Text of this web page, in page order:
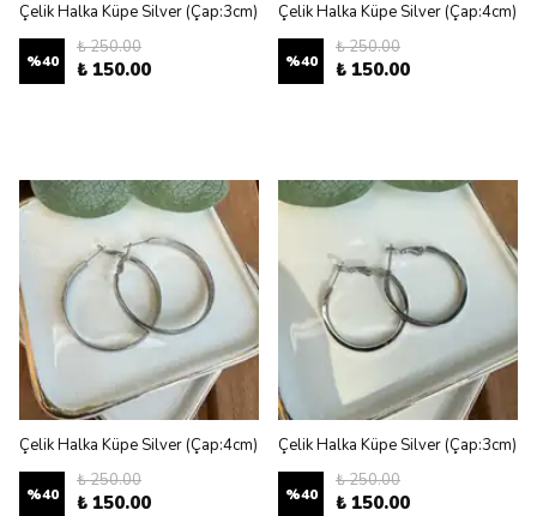
Çelik Halka Küpe Silver (Çap:3cm)
%40
₺ 250.00
₺ 150.00
Çelik Halka Küpe Silver (Çap:4cm)
%40
₺ 250.00
₺ 150.00
Çelik Halka Küpe Silver (Çap:4cm)
%40
₺ 250.00
₺ 150.00
Çelik Halka Küpe Silver (Çap:3cm)
%40
₺ 250.00
₺ 150.00